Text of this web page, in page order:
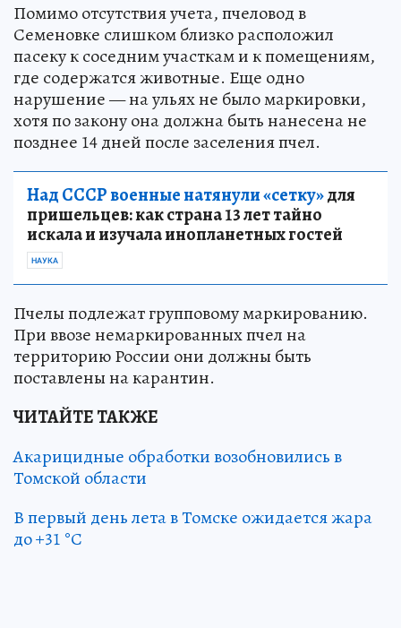
Помимо отсутствия учета, пчеловод в
Семеновке слишком близко расположил
пасеку к соседним участкам и к помещениям,
где содержатся животные. Еще одно
нарушение — на ульях не было маркировки,
хотя по закону она должна быть нанесена не
позднее 14 дней после заселения пчел.
Над СССР военные натянули «сетку»для
пришельцев: как страна 13 лет тайно
искала и изучала инопланетных гостей
НАУКА
Пчелы подлежат групповому маркированию.
При ввозе немаркированных пчел на
территорию России они должны быть
поставлены на карантин.
ЧИТАЙТЕ ТАКЖЕ
Акарицидные обработки возобновились в
Томской области
В первый день лета в Томске ожидается жара
до +31 °С